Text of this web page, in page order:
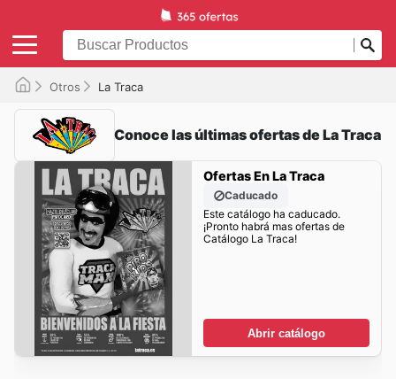
Otros La Traca
Conoce las últimas ofertas de La Traca
Ofertas En La Traca
Caducado
Este catálogo ha caducado.
¡Pronto habrá mas ofertas de
Catálogo La Traca!
Abrir catálogo